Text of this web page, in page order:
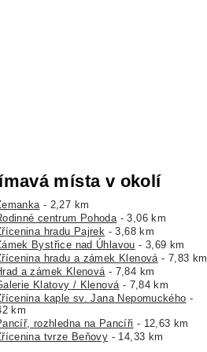
místa v okolí
- 2,27 km
centrum Pohoda- 3,06 km
hradu Pajrek - 3,68 km
Bystřice nad Úhlavou - 3,69 km
hradu a zámek Klenová- 7,83 km
a zámek Klenová- 7,84 km
Klatovy / Klenová- 7,84 km
kaple sv. Jana Nepomuckého -
km
rozhledna na Pancíři - 12,63 km
tvrze Beňovy - 14,33 km